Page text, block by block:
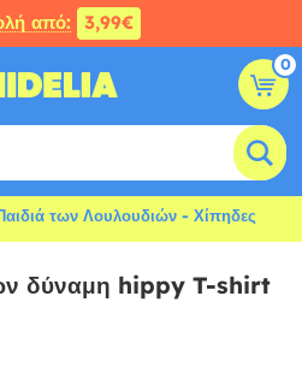
από: 3,99€
0
των Λουλουδιών - Χίπηδες
δύναμη hippy T-shirt